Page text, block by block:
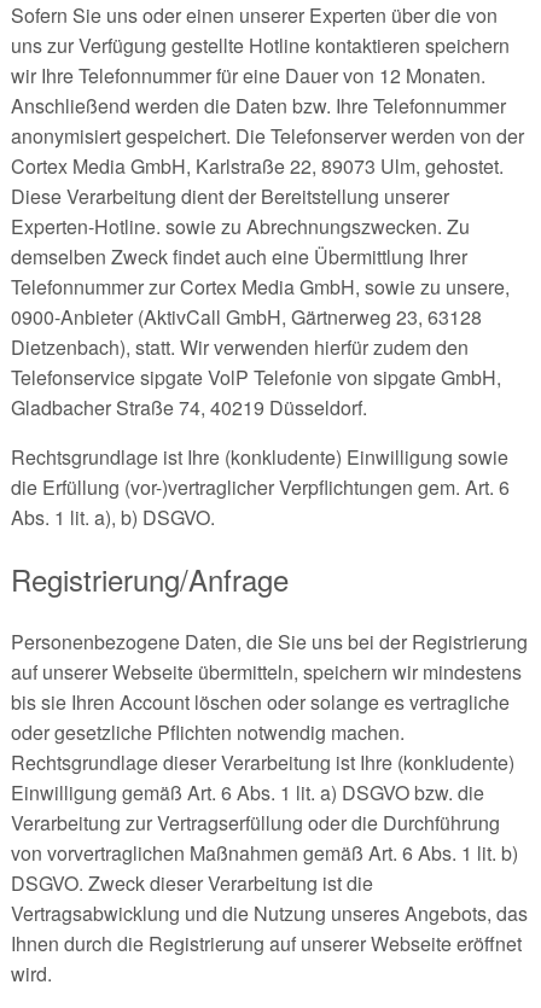
Sofern Sie uns oder einen unserer Experten über die von
uns zur Verfügung gestellte Hotline kontaktieren speichern
wir Ihre Telefonnummer für eine Dauer von 12 Monaten.
Anschließend werden die Daten bzw. Ihre Telefonnummer
anonymisiert gespeichert. Die Telefonserver werden von der
Cortex Media GmbH, Karlstraße 22, 89073 Ulm, gehostet.
Diese Verarbeitung dient der Bereitstellung unserer
Experten-Hotline. sowie zu Abrechnungszwecken. Zu
demselben Zweck findet auch eine Übermittlung Ihrer
Telefonnummer zur Cortex Media GmbH, sowie zu unsere,
0900-Anbieter (AktivCall GmbH, Gärtnerweg 23, 63128
Dietzenbach), statt. Wir verwenden hierfür zudem den
Telefonservice sipgate VolP Telefonie von sipgate GmbH,
Gladbacher Straße 74, 40219 Düsseldorf.
Rechtsgrundlage ist Ihre (konkludente) Einwilligung sowie
die Erfüllung (vor-)vertraglicher Verpflichtungen gem. Art. 6
Abs. 1 lit. a), b) DSGVO.
Registrierung/Anfrage
Personenbezogene Daten, die Sie uns bei der Registrierung
auf unserer Webseite übermitteln, speichern wir mindestens
bis sie Ihren Account löschen oder solange es vertragliche
oder gesetzliche Pflichten notwendig machen.
Rechtsgrundlage dieser Verarbeitung ist Ihre (konkludente)
Einwilligung gemäß Art. 6 Abs. 1 lit. a) DSGVO bzw. die
Verarbeitung zur Vertragserfüllung oder die Durchführung
von vorvertraglichen Maßnahmen gemäß Art. 6 Abs. 1 lit. b)
DSGVO. Zweck dieser Verarbeitung ist die
Vertragsabwicklung und die Nutzung unseres Angebots, das
Ihnen durch die Registrierung auf unserer Webseite eröffnet
wird.